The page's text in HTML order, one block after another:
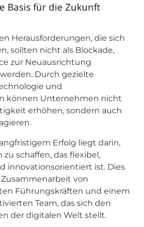
Basis für die Zukunft
Herausforderungen, die sich
sollten nicht als Blockade,
zur Neuausrichtung
Durch gezielte
und
können Unternehmen nicht
erhöhen, sondern auch
Erfolg liegt darin,
schaffen, das flexibel,
innovationsorientiert ist. Dies
von
Führungskräften und einem
Team, das sich den
der digitalen Welt stellt.